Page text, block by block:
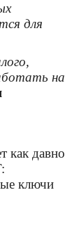
для
на
как давно
ключи